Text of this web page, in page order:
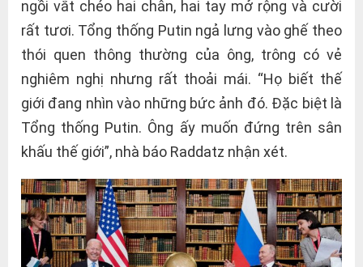
ngồi vắt chéo hai chân, hai tay mở rộng và cười
rất tươi. Tổng thống Putin ngả lưng vào ghế theo
thói quen thông thường của ông, trông có vẻ
nghiêm nghị nhưng rất thoải mái. “Họ biết thế
giới đang nhìn vào những bức ảnh đó. Đặc biệt là
Tổng thống Putin. Ông ấy muốn đứng trên sân
khấu thế giới”, nhà báo Raddatz nhận xét.